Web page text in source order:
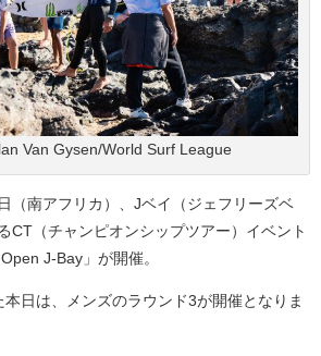
Van Gysen/World Surf League
（南アフリカ）、Jベイ（ジェフリーズベ
CT（チャンピオンシップツアー）イベント
J-Bay」が開催。
日は、メンズのラウンド3が開催となりま